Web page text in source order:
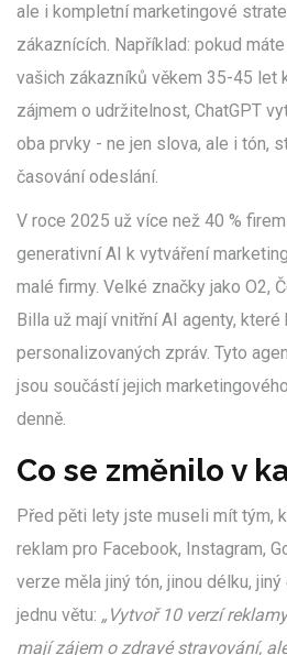
ale i kompletní marketingové
zákaznících. Například: pokud
vašich zákazníků věkem 35-45 let
zájmem o udržitelnost, ChatGPT
oba prvky - ne jen slova, ale i tón,
časování odeslání.
V roce 2025 už více než 40 %
generativní AI k vytváření
malé firmy. Velké značky jako O2,
Billa už mají vnitřní AI agenty,
personalizovaných zpráv. Tyto
jsou součástí jejich
denně.
Co se změnilo v
Před pěti lety jste museli mít tým,
reklam pro Facebook, Instagram,
verze měla jiný tón, jinou délku,
jednu větu: „Vytvoř 10 verzí
mají zájem o zdravé stravování,